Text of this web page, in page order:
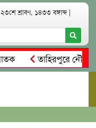
২৩শে শ্রাবণ, ১৪৩৩ বঙ্গাব্দ |
তাহিরপুরে নৌ-
দখলের চেষ্টা: